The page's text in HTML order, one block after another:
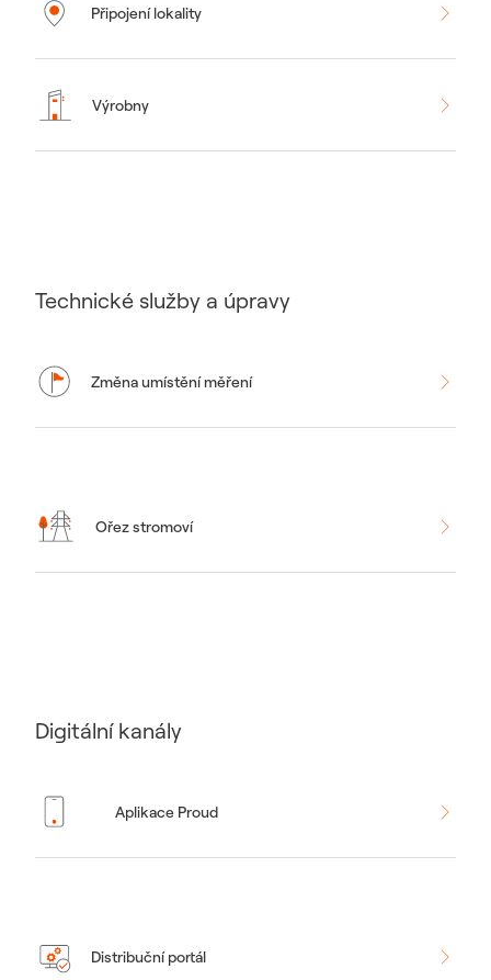
Připojení lokality
Výrobny
Technické služby a úpravy
Změna umístění měření
Ořez stromoví
Digitální kanály
Aplikace Proud
Distribuční portál